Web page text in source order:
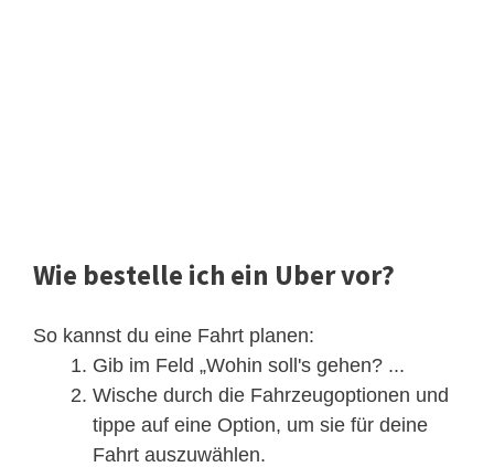
Wie bestelle ich ein Uber vor?
So kannst du eine Fahrt planen:
Gib im Feld „Wohin soll's gehen? ...
Wische durch die Fahrzeugoptionen und
tippe auf eine Option, um sie für deine
Fahrt auszuwählen.